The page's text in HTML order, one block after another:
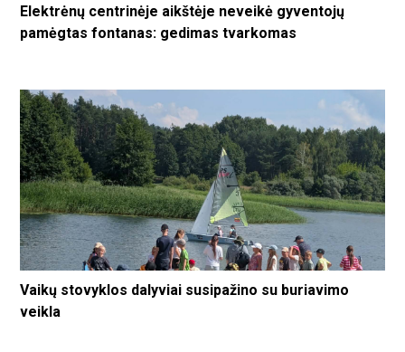
Elektrėnų centrinėje aikštėje neveikė gyventojų
pamėgtas fontanas: gedimas tvarkomas
Vaikų stovyklos dalyviai susipažino su buriavimo
veikla